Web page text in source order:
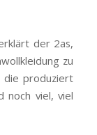
der 2as,
zu
produziert
noch viel, viel